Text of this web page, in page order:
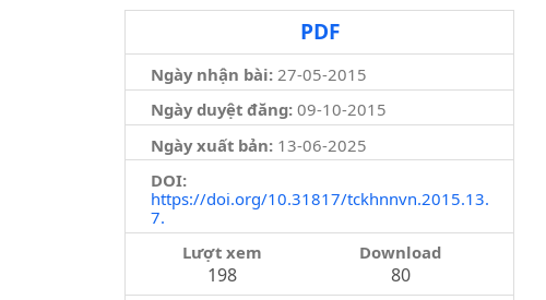
PDF
Ngày nhận bài: 27-05-2015
Ngày duyệt đăng:09-10-2015
Ngày xuất bản: 13-06-2025
DOI:
https://doi.org/10.31817/tckhnnvn.2015.13.
7.
Lượt xem
198
Download
80